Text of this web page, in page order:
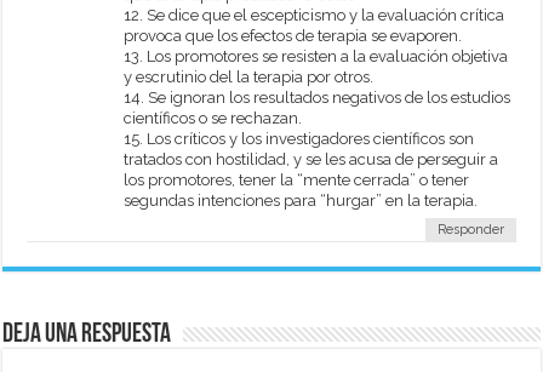
12. Se dice que el escepticismo y la evaluación crítica
provoca que los efectos de terapia se evaporen.
13. Los promotores se resisten a la evaluación objetiva
y escrutinio del la terapia por otros.
14. Se ignoran los resultados negativos de los estudios
científicos o se rechazan.
15. Los críticos y los investigadores científicos son
tratados con hostilidad, y se les acusa de perseguir a
los promotores, tener la “mente cerrada” o tener
segundas intenciones para “hurgar” en la terapia.
Responder
Deja una respuesta